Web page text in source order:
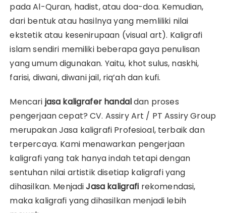
pada Al-Quran, hadist, atau doa-doa. Kemudian,
dari bentuk atau hasilnya yang memliliki nilai
ekstetik atau kesenirupaan (visual art). Kaligrafi
islam sendiri memiliki beberapa gaya penulisan
yang umum digunakan. Yaitu, khot sulus, naskhi,
farisi, diwani, diwani jail, riq’ah dan kufi.
Mencari jasa kaligrafer handaldan proses
pengerjaan cepat? CV. Assiry Art / PT Assiry Group
merupakan Jasa kaligrafi Profesioal, terbaik dan
terpercaya. Kami menawarkan pengerjaan
kaligrafi yang tak hanya indah tetapi dengan
sentuhan nilai artistik disetiap kaligrafi yang
dihasilkan. MenjadiJasa kaligrafi rekomendasi,
maka kaligrafi yang dihasilkan menjadi lebih